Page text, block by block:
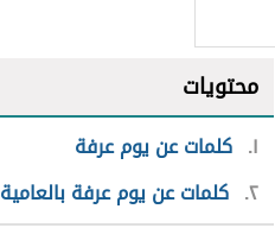
محتويات
١ كلمات عن يوم عرفة
٢ كلمات عن يوم عرفة بالعامية